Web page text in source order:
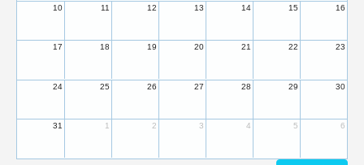
10 11 12 13 14 15 16
17 18 19 20 21 22 23
24 25 26 27 28 29 30
31 1 2 3 4 5 6